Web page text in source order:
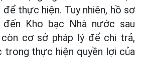
thực hiện. Tuy nhiên, hồ sơ
Kho bạc Nhà nước sau
còn cơ sở pháp lý để chi trả,
trong thực hiện quyền lợi của